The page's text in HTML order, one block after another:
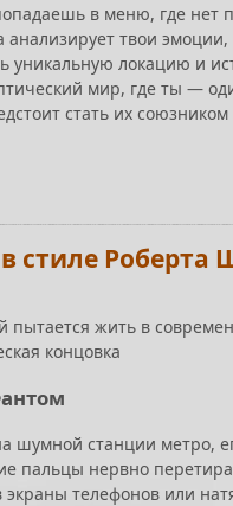
в меню, где нет
анализирует твои
уникальную локацию и
мир, где ты —
стать их
стиле Роберта
пытается жить в
концовка
шумной станции метро,
пальцы нервно
экраны телефонов или